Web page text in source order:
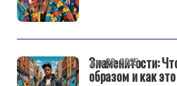
Знаменитости:
образом и как
дек 29, 2025